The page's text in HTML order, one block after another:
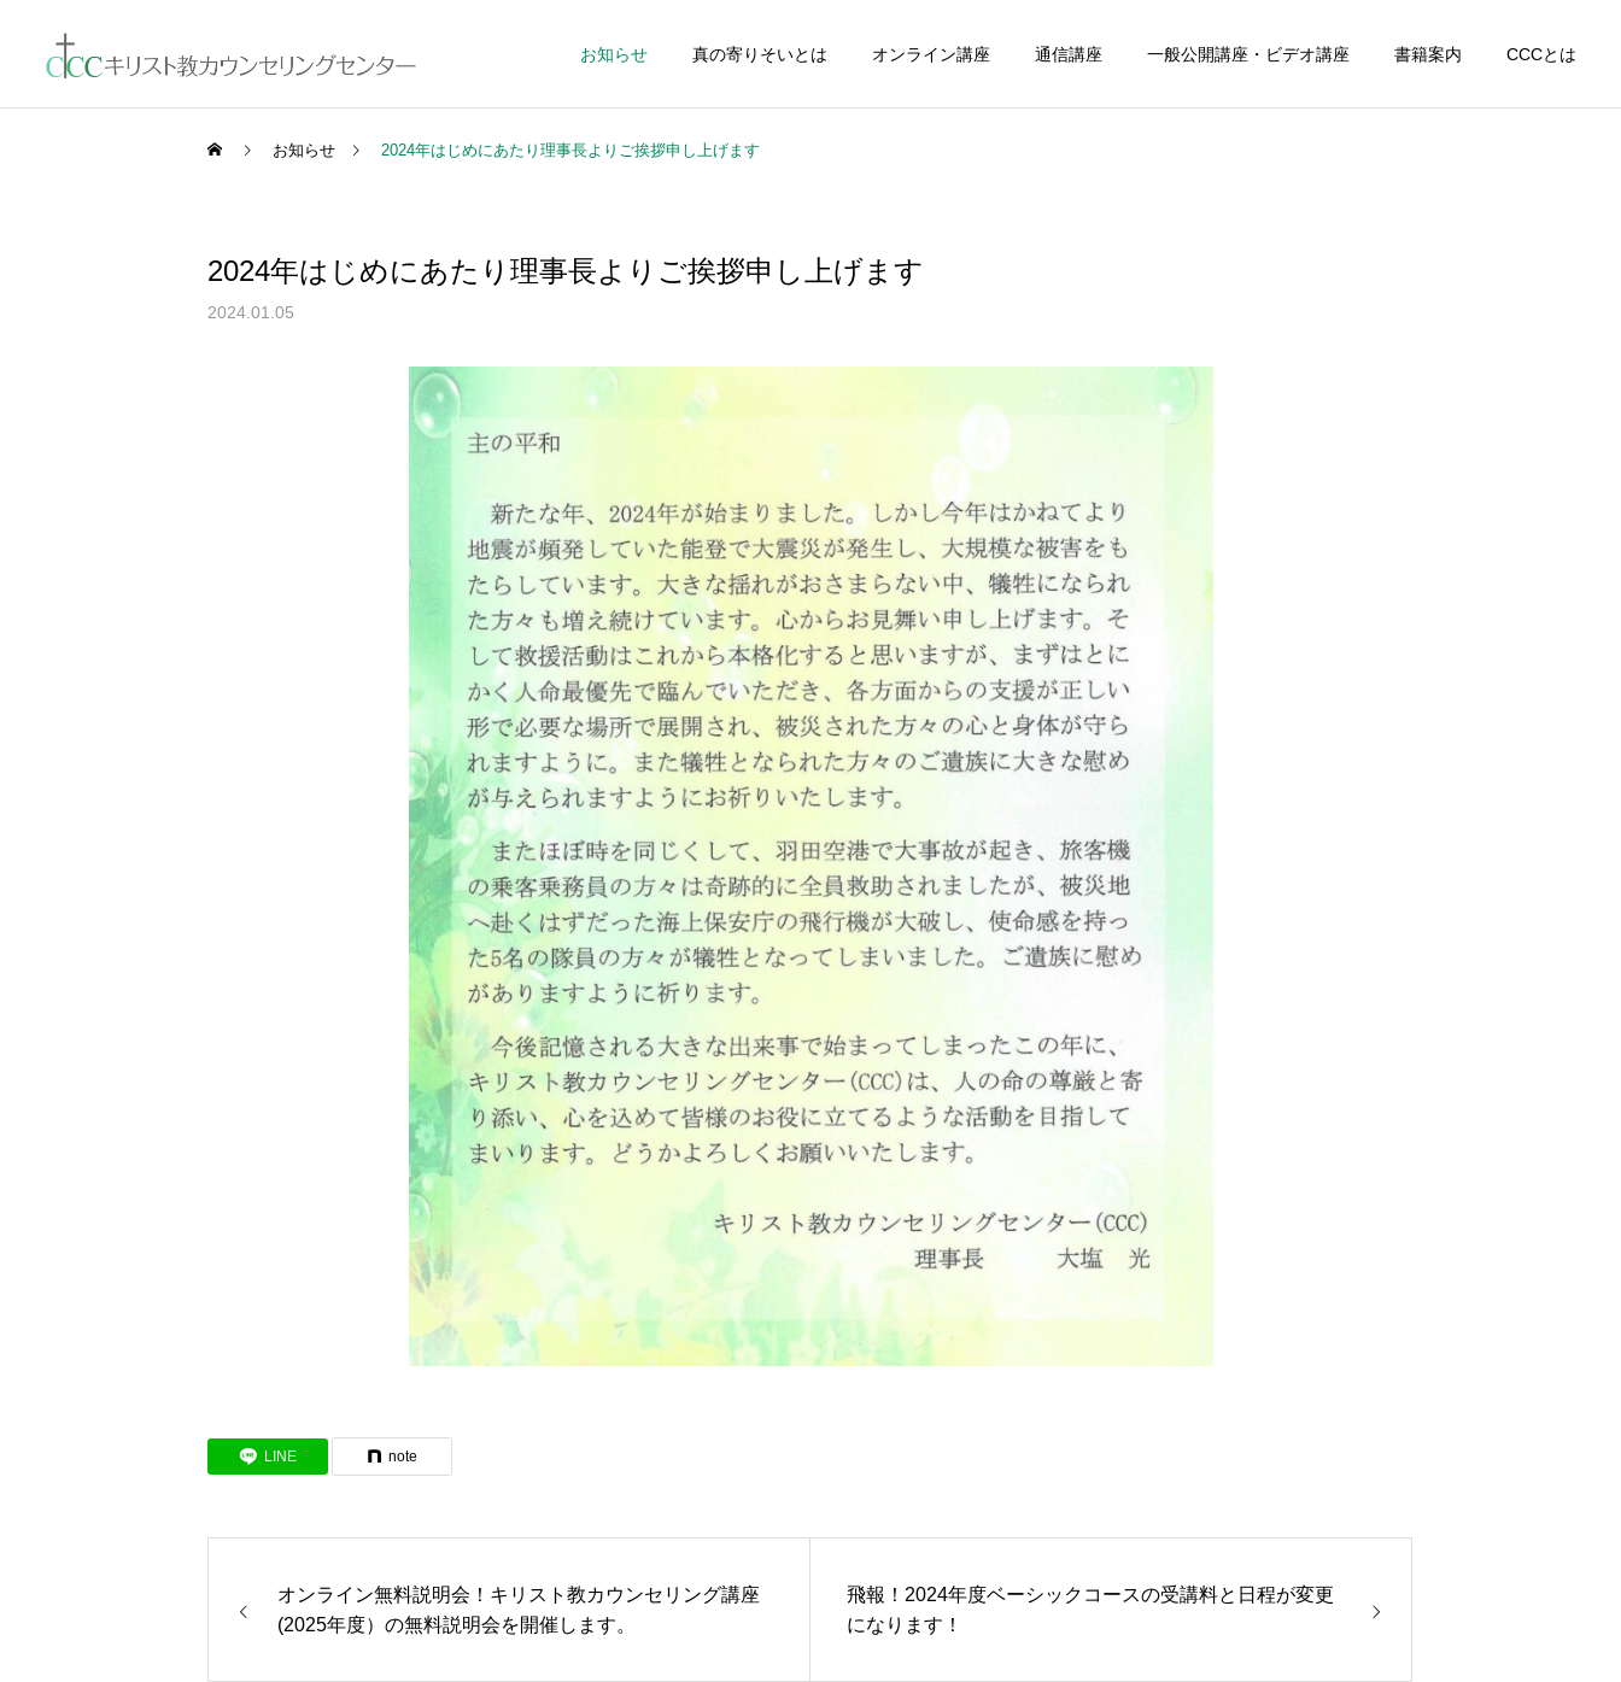
お知らせ 真の寄りそいとは オンライン講座 通信講座 一般公開講座・ビデオ講座 書籍案内 CCCとは
お知らせ 2024年はじめにあたり理事長よりご挨拶申し上げます
2024年はじめにあたり理事長よりご挨拶申し上げます
2024.01.05
LINE note
オンライン無料説明会！キリスト教カウンセリング講座
(2025年度）の無料説明会を開催します。
飛報！2024年度ベーシックコースの受講料と日程が変更
になります！